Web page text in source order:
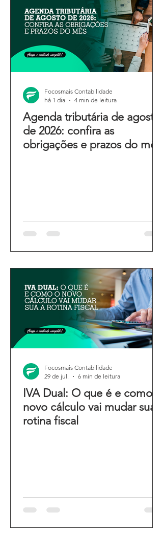
Agenda tributária de agosto
de 2026: confira as
obrigações e prazos do mês
Focosmais Contabilidade
há 1 dia
4 min de leitura
IVA Dual: O que é e como o
novo cálculo vai mudar sua
rotina fiscal
Focosmais Contabilidade
29 de jul.
6 min de leitura